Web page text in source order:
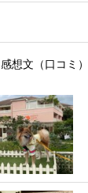
感想文（口コミ）